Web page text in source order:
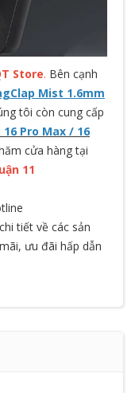
Store. Bên cạnh
Mist 1.6mm
tôi còn cung cấp
16 Pro Max / 16
cửa hàng tại
11
tiết về các sản
ưu đãi hấp dẫn